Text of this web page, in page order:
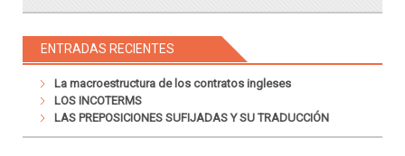
ENTRADAS RECIENTES
La macroestructura de los contratos ingleses
LOS INCOTERMS
LAS PREPOSICIONES SUFIJADAS Y SU TRADUCCIÓN